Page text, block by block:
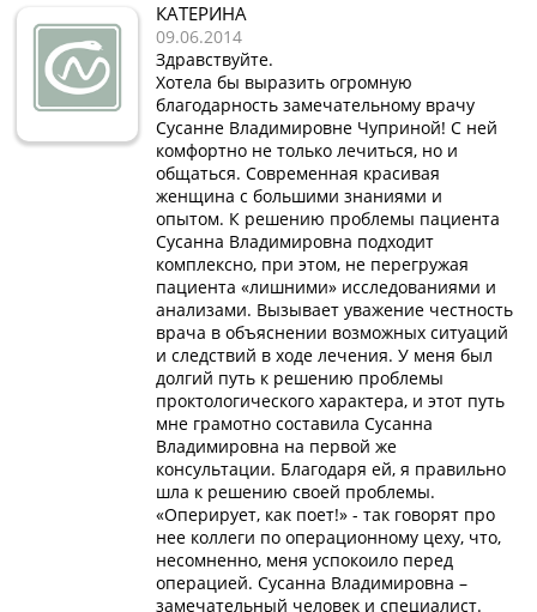
КАТЕРИНА
09.06.2014
Здравствуйте.
Хотела бы выразить огромную
благодарность замечательному врачу
Сусанне Владимировне Чуприной! С ней
комфортно не только лечиться, но и
общаться. Современная красивая
женщина с большими знаниями и
опытом. К решению проблемы пациента
Сусанна Владимировна подходит
комплексно, при этом, не перегружая
пациента «лишними» исследованиями и
анализами. Вызывает уважение честность
врача в объяснении возможных ситуаций
и следствий в ходе лечения. У меня был
долгий путь к решению проблемы
проктологического характера, и этот путь
мне грамотно составила Сусанна
Владимировна на первой же
консультации. Благодаря ей, я правильно
шла к решению своей проблемы.
«Оперирует, как поет!» - так говорят про
нее коллеги по операционному цеху, что,
несомненно, меня успокоило перед
операцией. Сусанна Владимировна –
замечательный человек и специалист.